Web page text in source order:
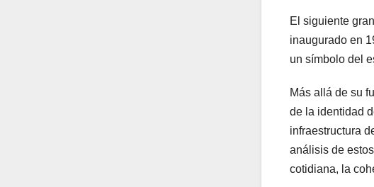
El siguiente
inaugurado en
un símbolo del
Más allá de su
de la identidad
infraestructura
análisis de
cotidiana, la